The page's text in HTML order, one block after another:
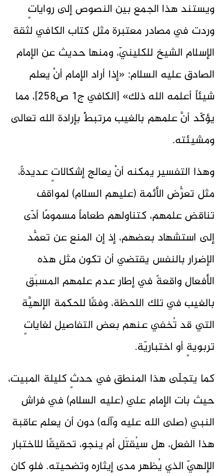
ويستند هذا الجمع بين النصوص إلى رواياتٍ
وردت في مصادر معتبرة مثل كتاب الكافي لثقة
الإسلام الشيخ للكلينيّ، ومنها حديث عن الإمام
الصادق عليه السلام: «إذا أراد الإمام أنْ يعلم
شيئاً أعلمه الله ذلك» [الكافي ج1 ص258]، مما
يؤكّد أنَّ علمهم بالغيب مرتبطٌٌ بإرادة الله تعالى
ومشيئته.
وهذا التفسير يمكنه أنْ يعالج إشكالاتٍ عديدةً،
مثل تعرُّض الأئمة (عليهم السلام) لمواقف
تناقض علمهم، كتناولهم طعاماً مسمومًا أدّى
إلى استشهاد بعضهم، إذ إن المنع عن تعمُّد
الإضرار بالنفس يقتضي أن تكون مثل هذه
الأفعال واقعةً في إطار عدم علمهم المسبَق
بالغيب في تلك اللحظة، وفقًا للحكمة الإلهيَّة
التي قد تُخفي عنهم بعض التفاصيل لغاياتٍ
تربويةٍ أو اختباريّة.
كما يتجلّى هذا المنطق في حدثٍ كليلة المبيت،
حيث بات الإمام علي (عليه السلام) في فراش
النبي (صلى الله عليه وآله) دون أن يعلم عاقبة
هذا الفعل، هل سيُقتَل أم ينجو، تحقيقًا للاختبار
الإلهيّ الذي يُظهر مدى إيثاره وتضحيته. فلو كان